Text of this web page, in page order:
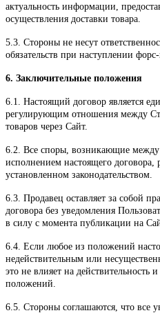
актуальность информации,
осуществления доставки товара.
5.3. Стороны не несут
обязательств при наступлении
6. Заключительные положения
6.1. Настоящий договор является
регулирующим отношения между
товаров через Сайт.
6.2. Все споры, возникающие между
исполнением настоящего договора,
установленном законодательством.
6.3. Продавец оставляет за собой
договора без уведомления
в силу с момента публикации на
6.4. Если любое из положений
недействительным или
это не влияет на действительность
положений.
6.5. Стороны соглашаются, что все